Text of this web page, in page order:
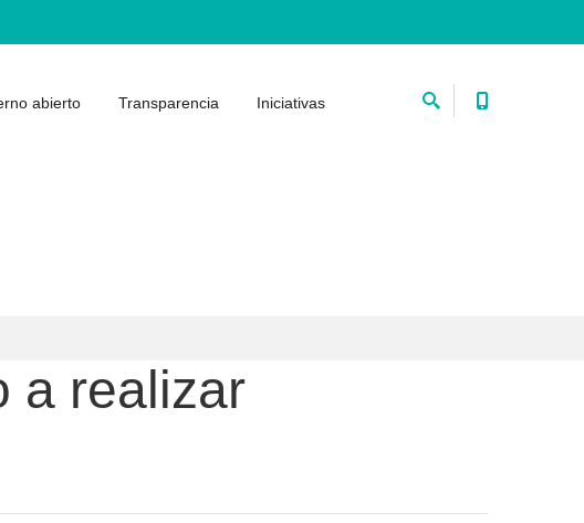
abierto Transparencia Iniciativas
a realizar